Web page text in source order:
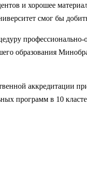
и хорошее
смог бы
образования
программ в 10